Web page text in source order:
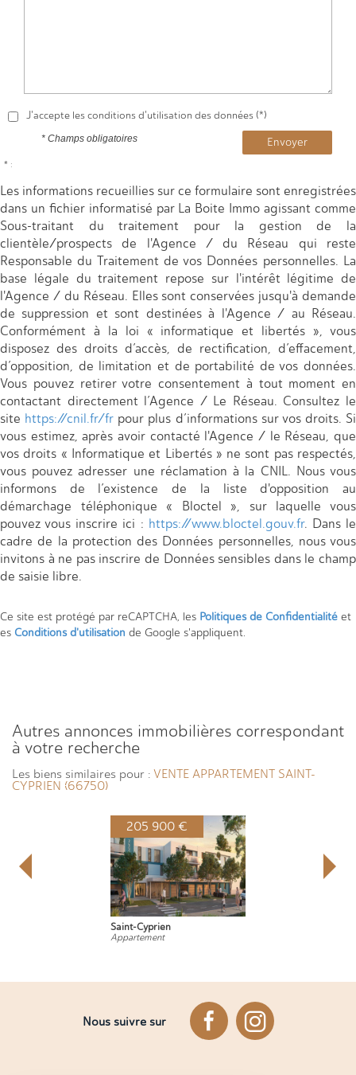
J'accepte les conditions d'utilisation des données (*)
Envoyer
* Champs obligatoires
* :
Les informations recueillies sur ce formulaire sont enregistrées
dans un fichier informatisé par La Boite Immo agissant comme
Sous-traitant du traitement pour la gestion de la
clientèle/prospects de l'Agence / du Réseau qui reste
Responsable du Traitement de vos Données personnelles. La
base légale du traitement repose sur l'intérêt légitime de
l'Agence / du Réseau. Elles sont conservées jusqu'à demande
de suppression et sont destinées à l'Agence / au Réseau.
Conformément à la loi « informatique et libertés », vous
disposez des droits d’accès, de rectification, d’effacement,
d’opposition, de limitation et de portabilité de vos données.
Vous pouvez retirer votre consentement à tout moment en
contactant directement l’Agence / Le Réseau. Consultez le
site https://cnil.fr/fr pour plus d’informations sur vos droits. Si
vous estimez, après avoir contacté l'Agence / le Réseau, que
vos droits « Informatique et Libertés » ne sont pas respectés,
vous pouvez adresser une réclamation à la CNIL. Nous vous
informons de l’existence de la liste d'opposition au
démarchage téléphonique « Bloctel », sur laquelle vous
pouvez vous inscrire ici : https://www.bloctel.gouv.fr. Dans le
cadre de la protection des Données personnelles, nous vous
invitons à ne pas inscrire de Données sensibles dans le champ
de saisie libre.
Ce site est protégé par reCAPTCHA, les Politiques de Confidentialité et
es Conditions d'utilisation de Google s'appliquent.
autres annonces immobilières correspondant
à votre recherche
Les biens similaires pour : VENTE APPARTEMENT SAINT-
CYPRIEN (66750)
Nous suivre sur